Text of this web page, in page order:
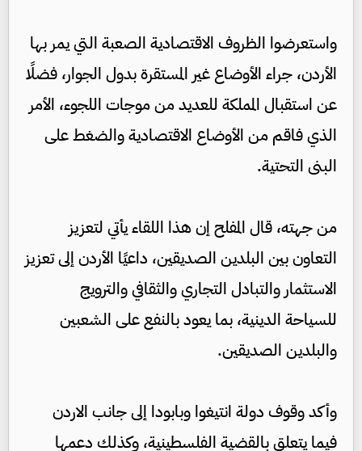
واستعرضوا الظروف الاقتصادية الصعبة التي يمر بها
الأردن، جراء الأوضاع غير المستقرة بدول الجوار، فضلًا
عن استقبال المملكة للعديد من موجات اللجوء، الأمر
الذي فاقم من الأوضاع الاقتصادية والضغط على
البنى التحتية.
من جهته، قال المفلح إن هذا اللقاء يأتي لتعزيز
التعاون بين البلدين الصديقين، داعيًا الأردن إلى تعزيز
الاستثمار والتبادل التجاري والثقافي والترويج
للسياحة الدينية، بما يعود بالنفع على الشعبين
والبلدين الصديقين.
وأكد وقوف دولة انتيغوا وبابودا إلى جانب الاردن
فيما يتعلق بالقضية الفلسطينية، وكذلك دعمها